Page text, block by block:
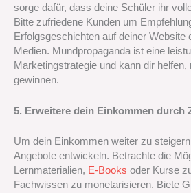
sorge dafür, dass deine Schüler ihr
Bitte zufriedene Kunden um
Erfolgsgeschichten auf deiner Website
Medien. Mundpropaganda ist eine
Marketingstrategie und kann dir helfen,
gewinnen.
5. Erweitere dein Einkommen durch
Um dein Einkommen weiter zu
Angebote entwickeln. Betrachte die
Lernmaterialien, E-Books oder Kurse
Fachwissen zu monetarisieren. Biete